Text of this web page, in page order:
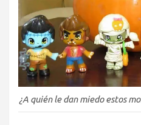
¿A quién le dan miedo estos